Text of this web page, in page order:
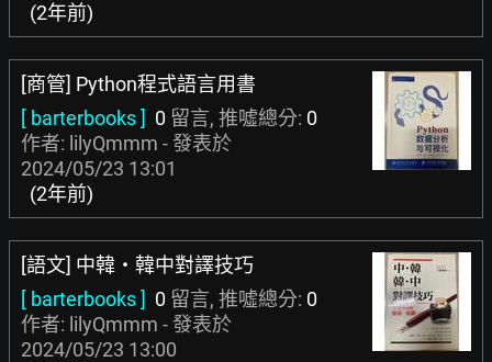
(2年前)
[商管] Python程式語言用書
[ barterbooks ] 0 留言, 推噓總分: 0
作者: lilyQmmm - 發表於
2024/05/23 13:01
(2年前)
[語文] 中韓‧韓中對譯技巧
[ barterbooks ] 0 留言, 推噓總分: 0
作者: lilyQmmm - 發表於
2024/05/23 13:00